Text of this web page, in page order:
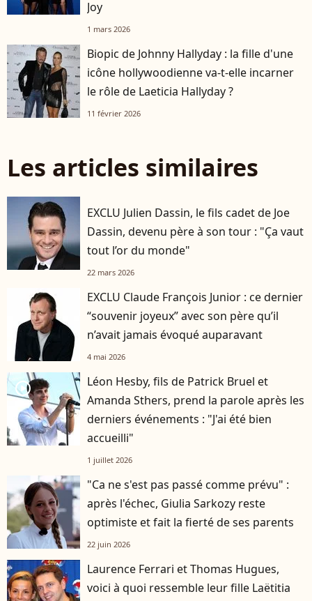
Joy
1 mars 2026
Biopic de Johnny Hallyday : la fille d'une
icône hollywoodienne va-t-elle incarner
le rôle de Laeticia Hallyday ?
11 février 2026
Les articles similaires
EXCLU Julien Dassin, le fils cadet de Joe
Dassin, devenu père à son tour : "Ça vaut
tout l’or du monde"
22 mars 2026
EXCLU Claude François Junior : ce dernier
“souvenir joyeux” avec son père qu’il
n’avait jamais évoqué auparavant
4 mai 2026
player2
Léon Hesby, fils de Patrick Bruel et
Amanda Sthers, prend la parole après les
derniers événements : "J'ai été bien
accueilli"
1 juillet 2026
"Ca ne s'est pas passé comme prévu" :
après l'échec, Giulia Sarkozy reste
optimiste et fait la fierté de ses parents
22 juin 2026
Laurence Ferrari et Thomas Hugues,
voici à quoi ressemble leur fille Laëtitia